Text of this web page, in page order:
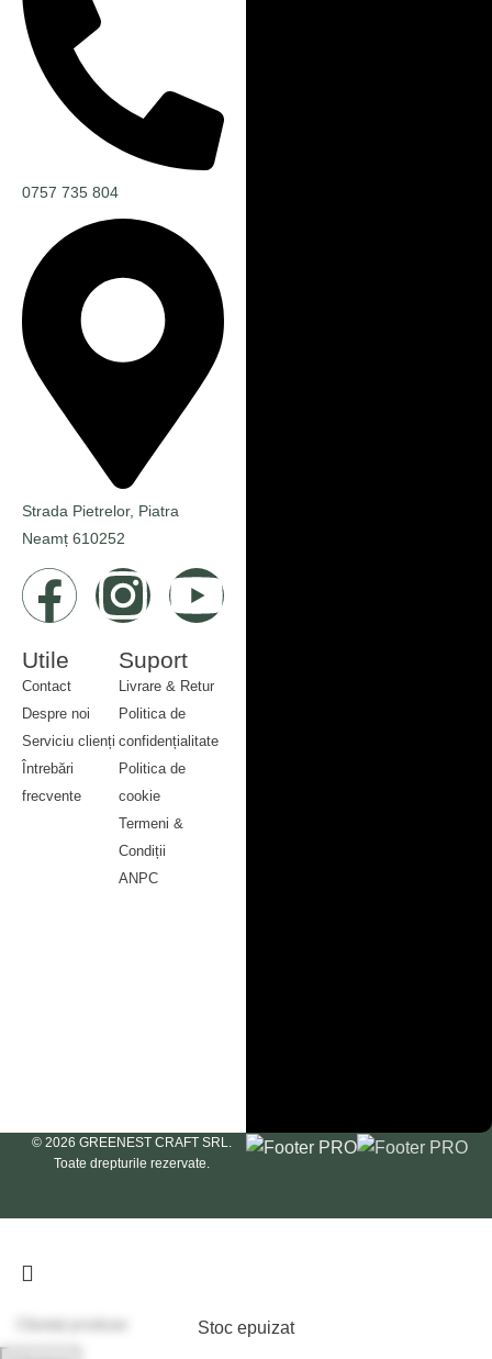
Stoc epuizat
0757 735 804
Strada Pietrelor, Piatra
Neamț 610252
Utile
Contact
Despre noi
Serviciu clienți
Întrebări
frecvente
Suport
Livrare & Retur
Politica de
confidențialitate
Politica de
cookie
Termeni &
Condiții
ANPC
© 2026 GREENEST CRAFT SRL.
Toate drepturile rezervate.